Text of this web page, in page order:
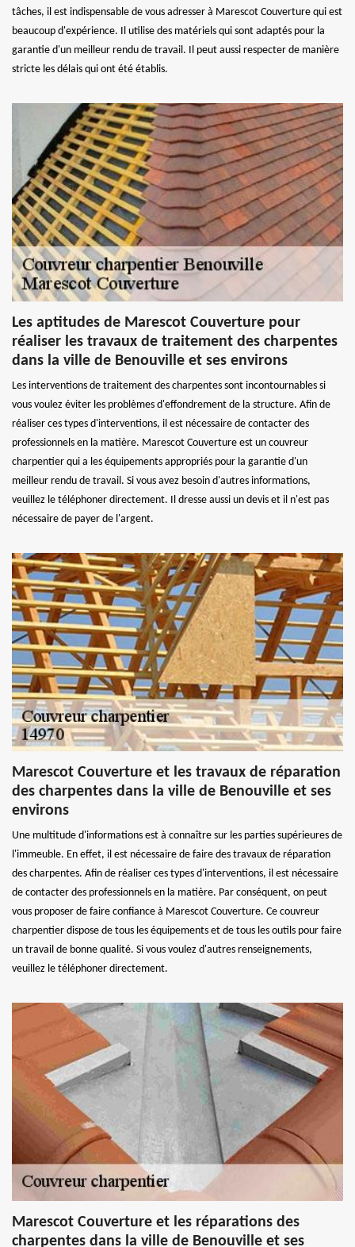
tâches, il est indispensable de vous adresser à Marescot Couverture qui est
beaucoup d'expérience. Il utilise des matériels qui sont adaptés pour la
garantie d'un meilleur rendu de travail. Il peut aussi respecter de manière
stricte les délais qui ont été établis.
Les aptitudes de Marescot Couverture pour
réaliser les travaux de traitement des charpentes
dans la ville de Benouville et ses environs
Les interventions de traitement des charpentes sont incontournables si
vous voulez éviter les problèmes d'effondrement de la structure. Afin de
réaliser ces types d'interventions, il est nécessaire de contacter des
professionnels en la matière. Marescot Couverture est un couvreur
charpentier qui a les équipements appropriés pour la garantie d'un
meilleur rendu de travail. Si vous avez besoin d'autres informations,
veuillez le téléphoner directement. Il dresse aussi un devis et il n'est pas
nécessaire de payer de l'argent.
Marescot Couverture et les travaux de réparation
des charpentes dans la ville de Benouville et ses
environs
Une multitude d'informations est à connaître sur les parties supérieures de
l'immeuble. En effet, il est nécessaire de faire des travaux de réparation
des charpentes. Afin de réaliser ces types d'interventions, il est nécessaire
de contacter des professionnels en la matière. Par conséquent, on peut
vous proposer de faire confiance à Marescot Couverture. Ce couvreur
charpentier dispose de tous les équipements et de tous les outils pour faire
un travail de bonne qualité. Si vous voulez d'autres renseignements,
veuillez le téléphoner directement.
Marescot Couverture et les réparations des
charpentes dans la ville de Benouville et ses